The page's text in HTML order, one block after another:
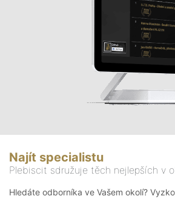
Najít specialistu
Plebiscit sdružuje těch nejlepších v
Hledáte odborníka ve Vašem okolí?